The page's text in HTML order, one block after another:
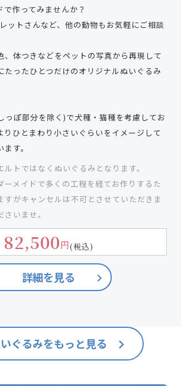
作ってみませんか？
ットさんなど、他の動物もお気軽にご相談
、体つきなどをペットの写真から再現して
たったひとつだけのオリジナルぬいぐるみ
っぽ部分を除く)で犬種・猫種を考慮してお
りひとまわり小さいぐらいをイメージして
す。
トではなくぬいぐるみとなります。
メイドで多くの工程を経てお作りするた
すがキャンセルは不可とさせていただきま
いませ。
82,500円(税込)
詳細を見る keyboard_arrow_right
ぐるみをもっと見る keyboard_arrow_right